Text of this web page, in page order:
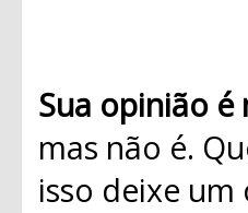
Sua opinião
mas não é.
isso deixe